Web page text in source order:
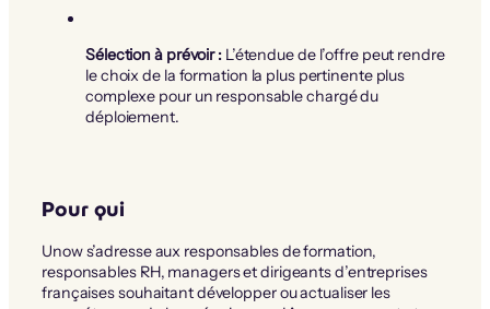
Sélection à prévoir :L’étendue de l’offre peut rendre
le choix de la formation la plus pertinente plus
complexe pour un responsable chargé du
déploiement.
Pour qui
Unow s’adresse aux responsables de formation,
responsables RH, managers et dirigeants d’entreprises
françaises souhaitant développer ou actualiser les